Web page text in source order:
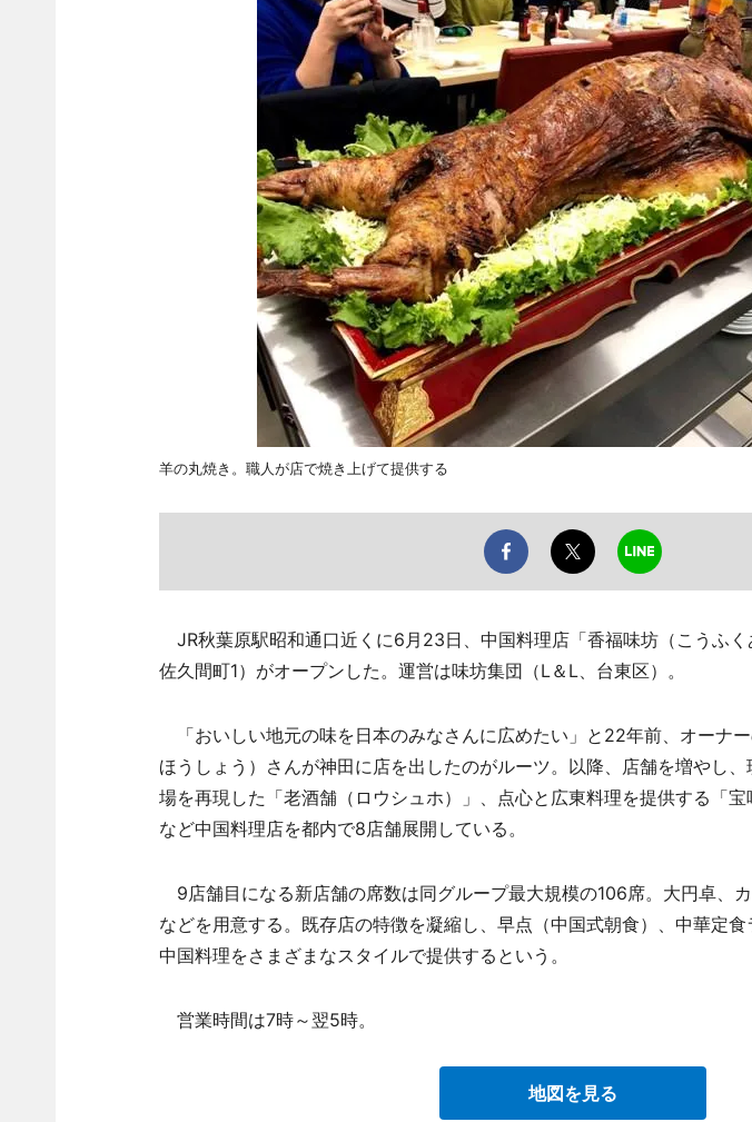
羊の丸焼き。職人が店で焼き上げて提供する
JR秋葉原駅昭和通口近くに6月23日、中国料理店「香福味坊（こうふ
佐久間町1）がオープンした。運営は味坊集団（L＆L、台東区）。
「おいしい地元の味を日本のみなさんに広めたい」と22年前、オーナ
ほうしょう）さんが神田に店を出したのがルーツ。以降、店舗を増やし
場を再現した「老酒舗（ロウシュホ）」、点心と広東料理を提供する「宝
など中国料理店を都内で8店舗展開している。
9店舗目になる新店舗の席数は同グループ最大規模の106席。大円卓、
などを用意する。既存店の特徴を凝縮し、早点（中国式朝食）、中華定
中国料理をさまざまなスタイルで提供するという。
営業時間は7時～翌5時。
地図を見る